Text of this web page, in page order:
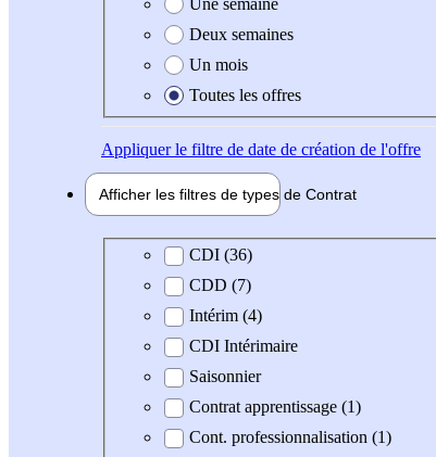
Deux semaines
Un mois
Toutes les offres
Appliquerle filtre de date de création de l'offre
Afficher les filtres de types de Contrat
Type de contratCDI (36)
CDD (7)
Intérim (4)
CDI Intérimaire
Saisonnier
Contrat apprentissage (1)
Cont. professionnalisation (1)